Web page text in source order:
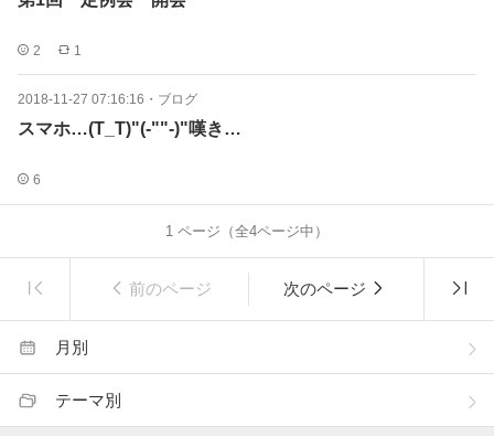
2 1
2018-11-27 07:16:16 ・ ブログ
スマホ…(T_T)"(-""-)"嘆き…
6
1 ページ（全4ページ中）
前のページ 次のページ
月別
テーマ別